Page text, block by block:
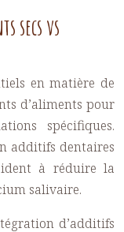
secs vs
en matière de
d’aliments pour
spécifiques.
additifs dentaires
à réduire la
salivaire.
d’additifs